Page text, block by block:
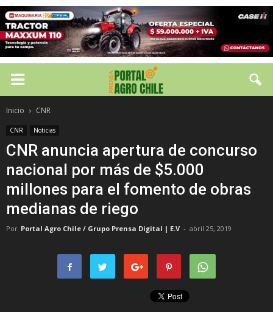
Inicio CNR
CNR Noticias
CNR anuncia apertura de concurso
nacional por más de $5.000
millones para el fomento de obras
medianas de riego
Por Portal Agro Chile / Grupo Prensa Digital | E.V - abril 25, 2019